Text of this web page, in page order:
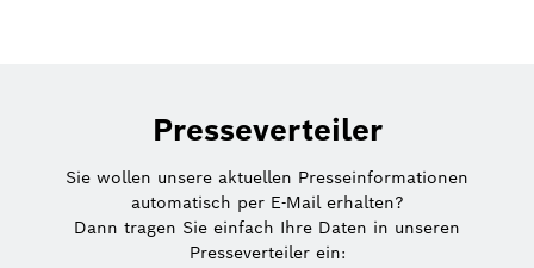
Presseverteiler
Sie wollen unsere aktuellen Presseinformationen
automatisch per E-Mail erhalten?
Dann tragen Sie einfach Ihre Daten in unseren
Presseverteiler ein: